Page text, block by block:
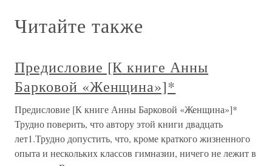
Читайте также
Предисловие [К книге Анны
Барковой «Женщина»]*
Предисловие [К книге Анны Барковой «Женщина»]*
Трудно поверить, что автору этой книги двадцать
лет1.Трудно допустить, что, кроме краткого жизненного
опыта и нескольких классов гимназии, ничего не лежит в